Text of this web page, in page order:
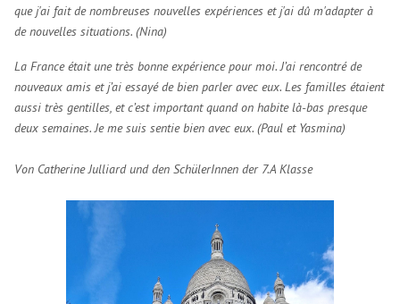
que j'ai fait de nombreuses nouvelles expériences et j'ai dû m'adapter à
de nouvelles situations. (Nina)
La France était une très bonne expérience pour moi.J’ai rencontré de
nouveaux amis et j’ai essayé de bien parler avec eux.Les familles étaient
aussi très gentilles, et c’est important quand on habite là-bas presque
deux semaines.Je me suis sentie bien avec eux. (Paul et Yasmina)
Von Catherine Julliard und den SchülerInnen der 7.A Klasse